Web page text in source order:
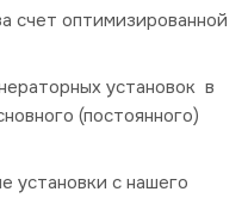
счет оптимизированной
установок в
(постоянного)
установки с нашего